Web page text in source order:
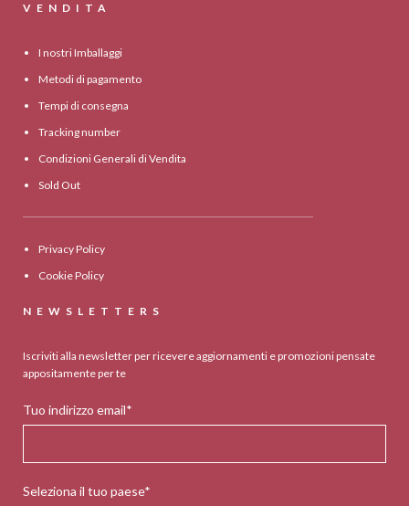
VENDITA
I nostri Imballaggi
Metodi di pagamento
Tempi di consegna
Tracking number
Condizioni Generali di Vendita
Sold Out
Privacy Policy
Cookie Policy
NEWSLETTERS
Iscriviti alla newsletter per ricevere aggiornamenti e promozioni pensate
appositamente per te
Tuo indirizzo email*
Seleziona il tuo paese*